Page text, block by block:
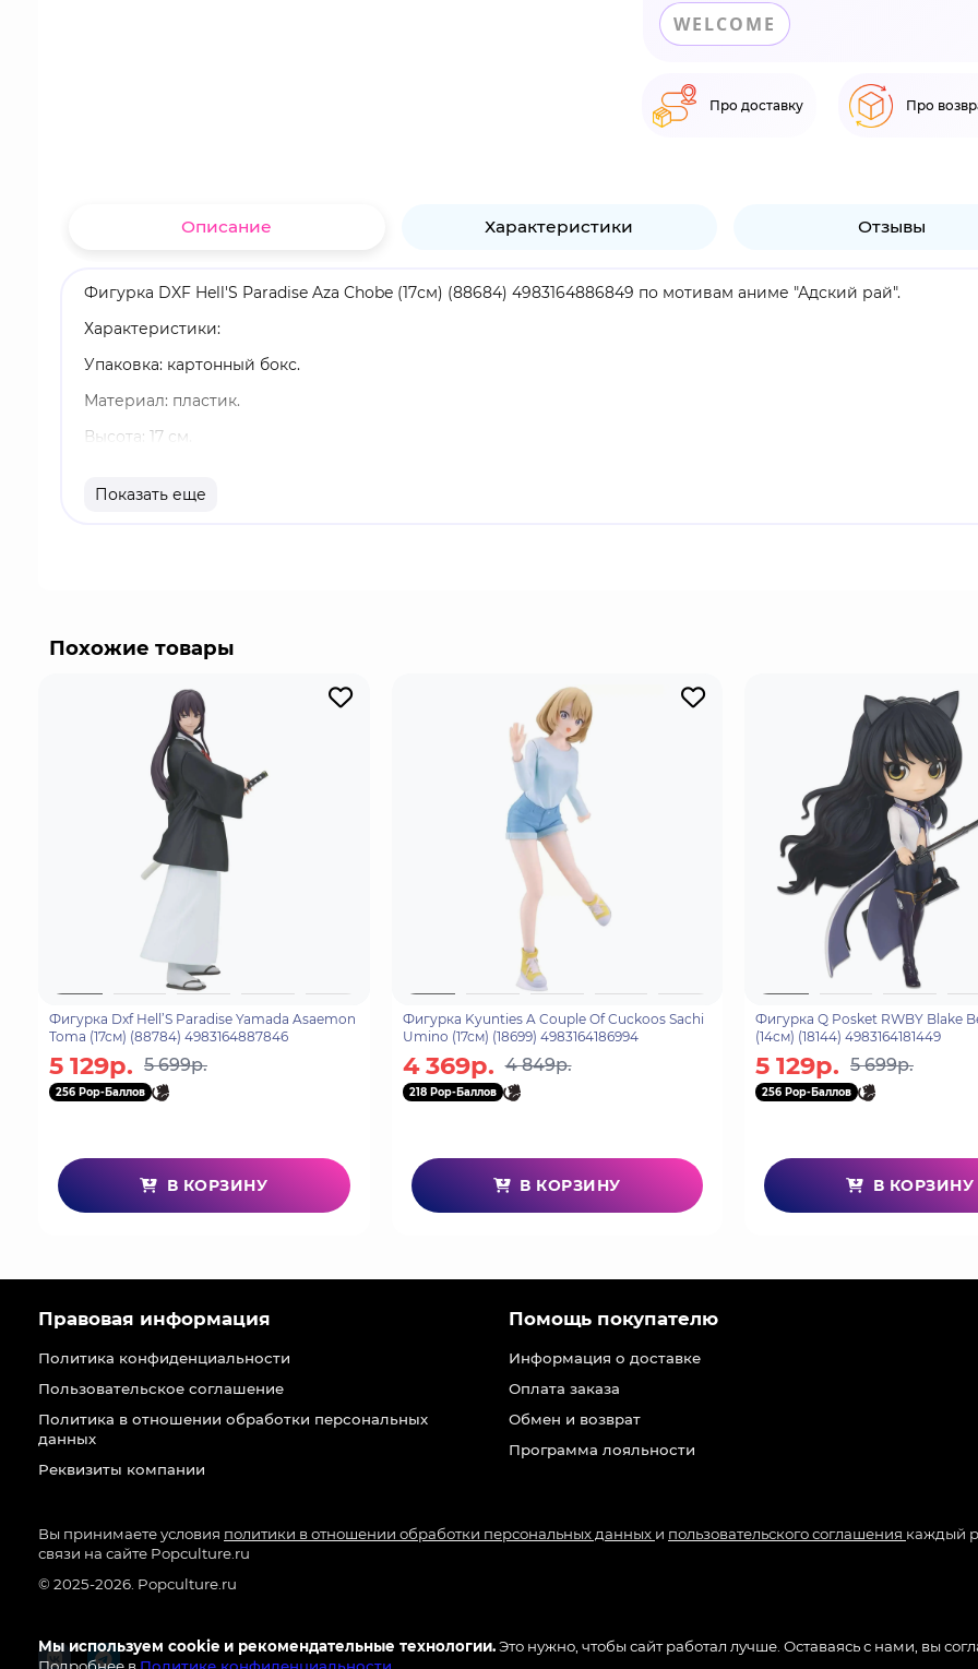
WELCOME
Про доставку Про
Описание Характеристики Отзывы
Фигурка DXF Hell'S Paradise Aza Chobe (17см) (88684) 4983164886849 по мотивам аниме "Адский рай".
Характеристики:
Упаковка: картонный бокс.
Материал: пластик.
Высота: 17 см.
Бренд: Banpresto.
Показать еще
Похожие товары
Фигурка Dxf Hell’S Paradise Yamada Asaemon
Toma (17см) (88784) 4983164887846
5 129р. 5 699р.
256 Pop-Баллов
В КОРЗИНУ
Фигурка Kyunties A Couple Of Cuckoos Sachi
Umino (17см) (18699) 4983164186994
4 369р. 4 849р.
218 Pop-Баллов
В КОРЗИНУ
Фигурка Q Posket RWBY Blake
(14см) (18144) 4983164181449
5 129р. 5 699р.
256 Pop-Баллов
В КОРЗИНУ
Мы используем cookie и рекомендательные технологии.Это нужно, чтобы сайт работал лучше. Оставаясь с нами, вы
Правовая информация
Политика конфиденциальности
Пользовательское соглашение
Политика в отношении обработки персональных
данных
Реквизиты компании
Помощь покупателю
Информация о доставке
Оплата заказа
Обмен и возврат
Программа лояльности
Вы принимаете условия политики в отношении обработки персональных данных и пользовательского соглашения каждый
связи на сайте Popculture.ru
© 2025-2026. Popculture.ru